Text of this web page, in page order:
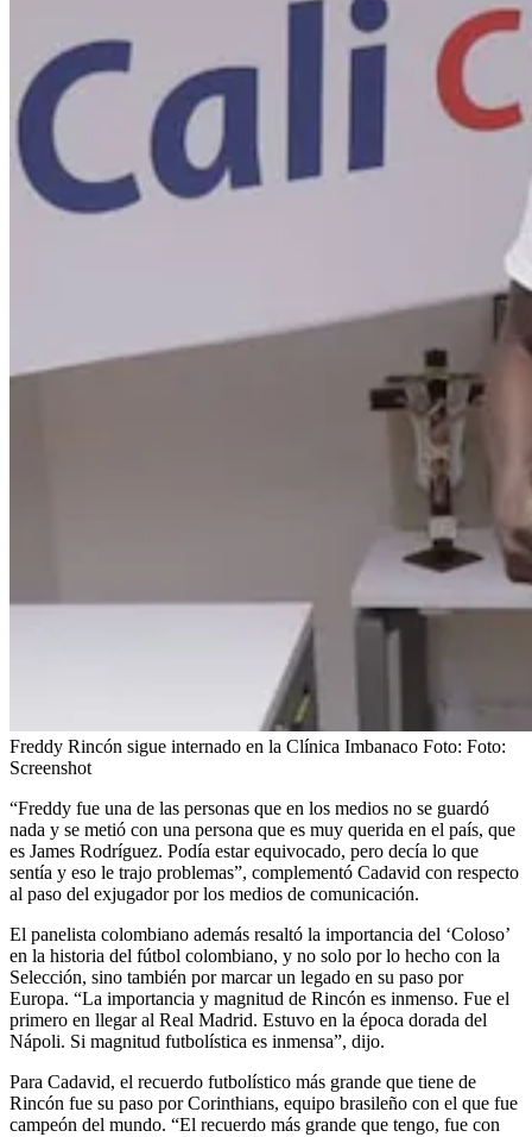
Freddy Rincón sigue internado en la Clínica Imbanaco Foto: Foto:
Screenshot
“Freddy fue una de las personas que en los medios no se guardó
nada y se metió con una persona que es muy querida en el país, que
es James Rodríguez. Podía estar equivocado, pero decía lo que
sentía y eso le trajo problemas”, complementó Cadavid con respecto
al paso del exjugador por los medios de comunicación.
El panelista colombiano además resaltó la importancia del ‘Coloso’
en la historia del fútbol colombiano, y no solo por lo hecho con la
Selección, sino también por marcar un legado en su paso por
Europa. “La importancia y magnitud de Rincón es inmenso. Fue el
primero en llegar al Real Madrid. Estuvo en la época dorada del
Nápoli. Si magnitud futbolística es inmensa”, dijo.
Para Cadavid, el recuerdo futbolístico más grande que tiene de
Rincón fue su paso por Corinthians, equipo brasileño con el que fue
campeón del mundo. “El recuerdo más grande que tengo, fue con